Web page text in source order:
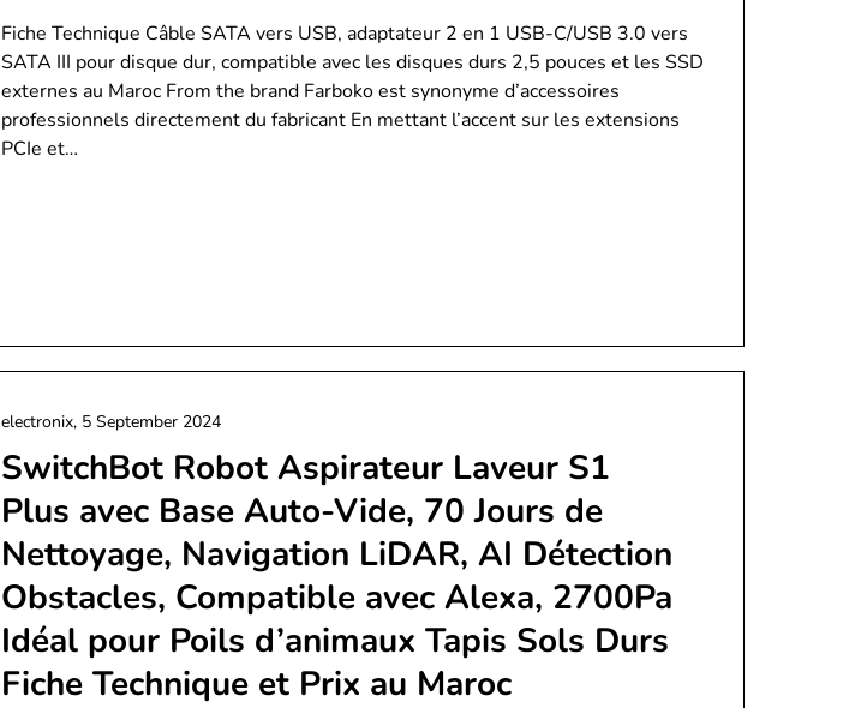
Fiche Technique Câble SATA vers USB, adaptateur 2 en 1 USB-C/USB 3.0 vers
SATA III pour disque dur, compatible avec les disques durs 2,5 pouces et les SSD
externes au Maroc From the brand Farboko est synonyme d’accessoires
professionnels directement du fabricant En mettant l’accent sur les extensions
PCIe et…
SwitchBot Robot Aspirateur Laveur S1
Plus avec Base Auto-Vide, 70 Jours de
Nettoyage, Navigation LiDAR, AI Détection
Obstacles, Compatible avec Alexa, 2700Pa
Idéal pour Poils d’animaux Tapis Sols Durs
Fiche Technique et Prix au Maroc
electronix, 5 September 2024